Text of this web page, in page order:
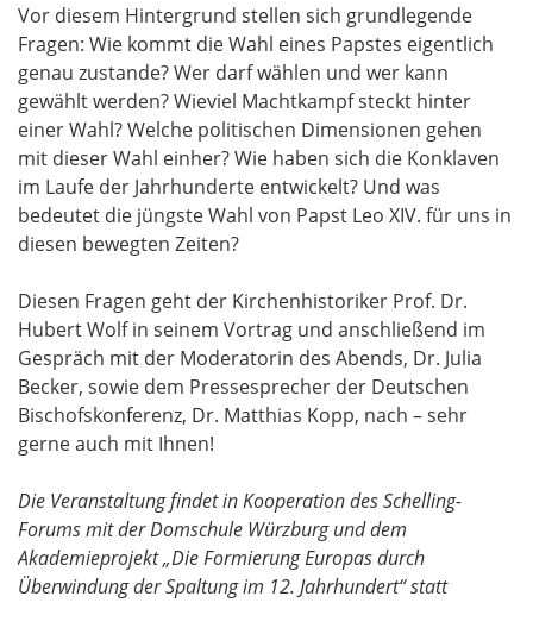
Vor diesem Hintergrund stellen sich grundlegende
Fragen: Wie kommt die Wahl eines Papstes eigentlich
genau zustande? Wer darf wählen und wer kann
gewählt werden? Wieviel Machtkampf steckt hinter
einer Wahl? Welche politischen Dimensionen gehen
mit dieser Wahl einher? Wie haben sich die Konklaven
im Laufe der Jahrhunderte entwickelt? Und was
bedeutet die jüngste Wahl von Papst Leo XIV. für uns in
diesen bewegten Zeiten?
Diesen Fragen geht der Kirchenhistoriker Prof. Dr.
Hubert Wolf in seinem Vortrag und anschließend im
Gespräch mit der Moderatorin des Abends, Dr. Julia
Becker, sowie dem Pressesprecher der Deutschen
Bischofskonferenz, Dr. Matthias Kopp, nach – sehr
gerne auch mit Ihnen!
Die Veranstaltung findet in Kooperation des Schelling-
Forums mit der Domschule Würzburg und dem
Akademieprojekt „Die Formierung Europas durch
Überwindung der Spaltung im 12. Jahrhundert“ statt